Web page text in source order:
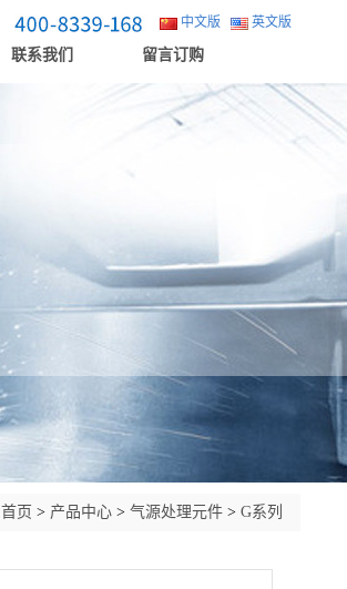
中文版 英文版
联系我们 留言订购
首页 > 产品中心 > 气源处理元件 > G系列